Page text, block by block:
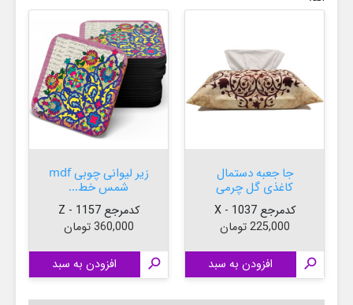
جا جعبه دستمال
کاغذی گل چرمی
کدمرجع 1037 - X
قیمت
225,000 تومان
 افزودن به سبد
زیر لیوانی چوبی mdf
شمس خط...
کدمرجع 1157 - Z
قیمت
360,000 تومان
 افزودن به سبد